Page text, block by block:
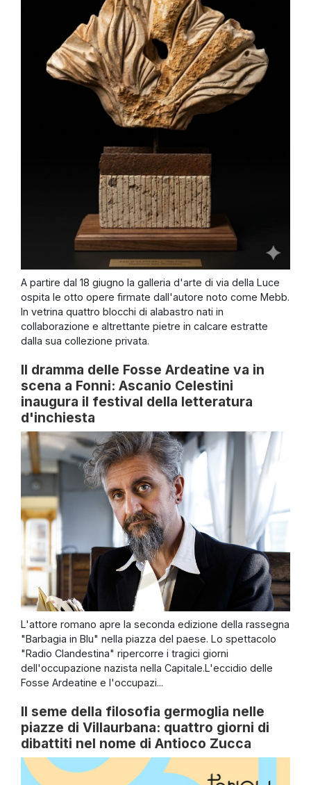
A partire dal 18 giugno la galleria d'arte di via della Luce
ospita le otto opere firmate dall'autore noto come Mebb.
In vetrina quattro blocchi di alabastro nati in
collaborazione e altrettante pietre in calcare estratte
dalla sua collezione privata.
Il dramma delle Fosse Ardeatine va in
scena a Fonni: Ascanio Celestini
inaugura il festival della letteratura
d'inchiesta
L'attore romano apre la seconda edizione della rassegna
"Barbagia in Blu" nella piazza del paese. Lo spettacolo
"Radio Clandestina" ripercorre i tragici giorni
dell'occupazione nazista nella Capitale.L'eccidio delle
Fosse Ardeatine e l'occupazi...
Il seme della filosofia germoglia nelle
piazze di Villaurbana: quattro giorni di
dibattiti nel nome di Antioco Zucca